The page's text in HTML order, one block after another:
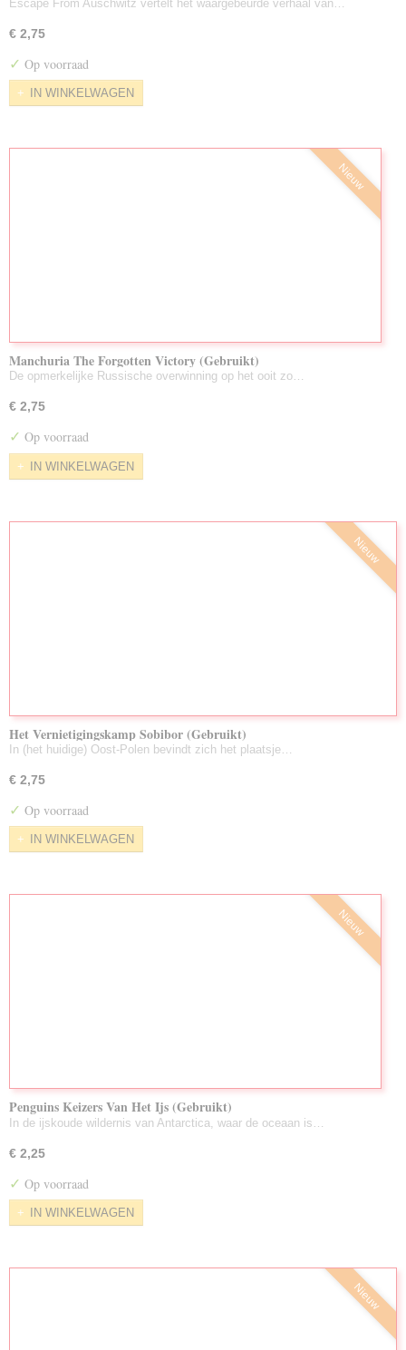
Escape From Auschwitz vertelt het waargebeurde verhaal van…
€ 2,75
✓ Op voorraad
IN WINKELWAGEN
Nieuw
Manchuria The Forgotten Victory (Gebruikt)
De opmerkelijke Russische overwinning op het ooit zo…
€ 2,75
✓ Op voorraad
IN WINKELWAGEN
Nieuw
Het Vernietigingskamp Sobibor (Gebruikt)
In (het huidige) Oost-Polen bevindt zich het plaatsje…
€ 2,75
✓ Op voorraad
IN WINKELWAGEN
Nieuw
Penguins Keizers Van Het Ijs (Gebruikt)
In de ijskoude wildernis van Antarctica, waar de oceaan is…
€ 2,25
✓ Op voorraad
IN WINKELWAGEN
Nieuw